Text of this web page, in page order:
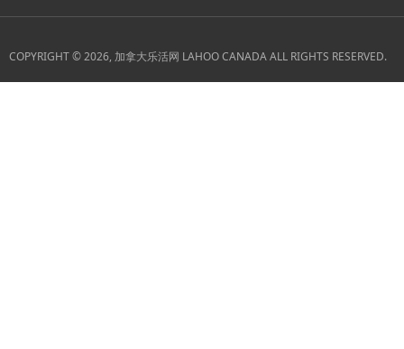
COPYRIGHT © 2026, 加拿大乐活网 LAHOO CANADA ALL RIGHTS RESERVED.